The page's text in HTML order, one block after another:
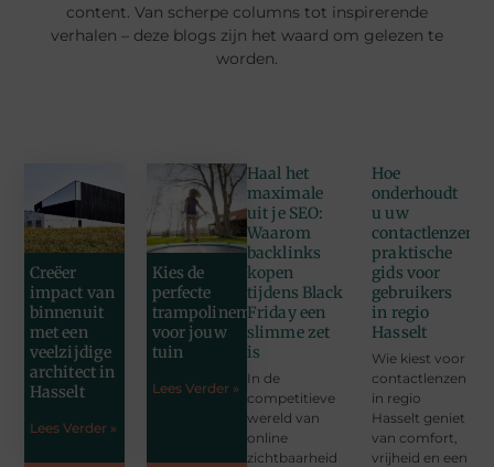
content. Van scherpe columns tot inspirerende
verhalen – deze blogs zijn het waard om gelezen te
worden.
Creëer
impact van
binnenuit
met een
veelzijdige
architect in
Hasselt
Lees Verder »
Kies de
perfecte
trampolinemaat
voor jouw
tuin
Lees Verder »
Haal het
maximale
uit je SEO:
Waarom
backlinks
kopen
tijdens Black
Friday een
slimme zet
is
In de
competitieve
wereld van
online
zichtbaarheid
Hoe
onderhoudt
u uw
contactlenzen:
praktische
gids voor
gebruikers
in regio
Hasselt
Wie kiest voor
contactlenzen
in regio
Hasselt geniet
van comfort,
vrijheid en een